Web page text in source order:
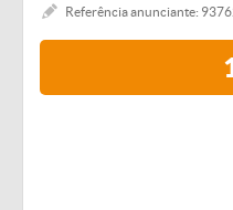
Referência anunciante: